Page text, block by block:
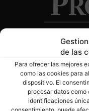
de las
Para ofrecer las mejores
como las cookies para
dispositivo. El
procesar datos
identificaciones
consentimiento, puede
Director: José Mª
José María